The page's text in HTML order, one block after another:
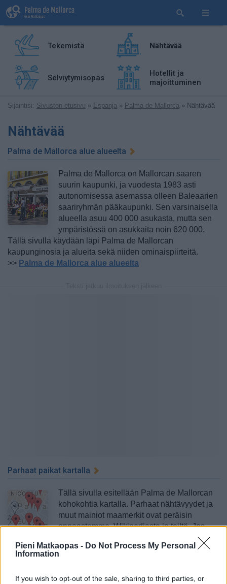
Pieni Matkaopas - Do Not Process My Personal
Information
If you wish to opt-out of the sale, sharing to third parties, or
Tekemistä Nähtävää
Selviytymisopas
Hotellit ja
majoittuminen
Sijaintisi: Sivuston etusivu » Espanja » Palma de Mallorca » Nähtävää
Nähtävää
Palma de Mallorca alue alueelta
Palma de Mallorca on Mallorcan saaren
suurin kaupunki, ja vuodesta 1983 asti
autonomisessa asemassa olleen Baleaarien
saariryhmän pääkaupunki. Sen varsinaisella
alueella asuu 400 000 asukasta, mutta sen
ympäristössä on asukkaita noin 620 000.
Tällä sivulla käydään läpi Palma de Mallorcan
kaupunginosia ja alueita sekä niiden ominaispiirteitä.
>> Palma de Mallorca alue alueelta
Parhaat paikat kartalla
Tällä sivulla esitellään Palma de Mallorcan
kohokohtia kartalla. Parhaat nähtävyydet ja
muut mainiot maamerkit ovat peräisin
oppaastamme, Wikipediasta ja teiltä. Jos
tiedät kiinnostavia paikkoja Palmassa, lisää
ne kartalle toistenkin iloksi. >>Palma de